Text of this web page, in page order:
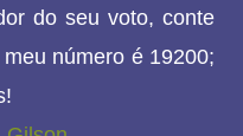
do seu voto, conte
número é 19200;